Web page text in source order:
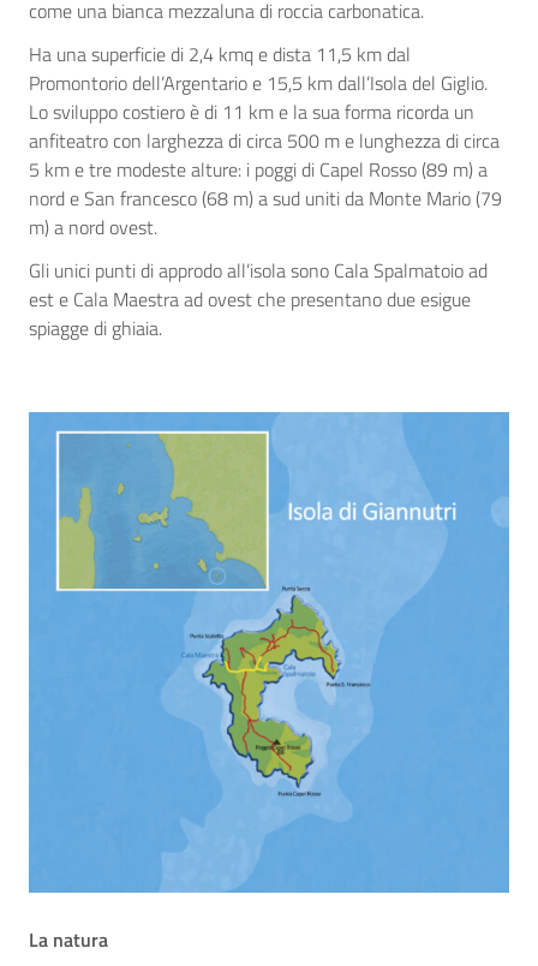
come una bianca mezzaluna di roccia carbonatica.
Ha una superficie di 2,4 kmq e dista 11,5 km dal
Promontorio dell’Argentario e 15,5 km dall’Isola del Giglio.
Lo sviluppo costiero è di 11 km e la sua forma ricorda un
anfiteatro con larghezza di circa 500 m e lunghezza di circa
5 km e tre modeste alture: i poggi di Capel Rosso (89 m) a
nord e San francesco (68 m) a sud uniti da Monte Mario (79
m) a nord ovest.
Gli unici punti di approdo all’isola sono Cala Spalmatoio ad
est e Cala Maestra ad ovest che presentano due esigue
spiagge di ghiaia.
La natura